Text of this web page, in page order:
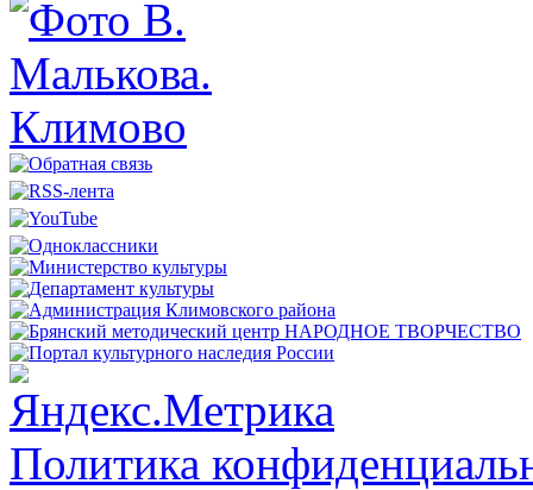
Политика